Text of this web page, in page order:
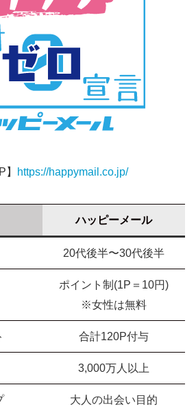
】 https://happymail.co.jp/
ハッピーメール
20代後半〜30代後半
ポイント制(1P＝10円)
※女性は無料
合計120P付与
3,000万人以上
大人の出会い目的